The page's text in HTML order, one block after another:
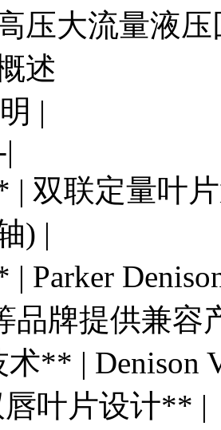
压大流量液
述
|
双联定量叶
) |
Parker
品牌提供兼容
** | Denison
叶片设计** |